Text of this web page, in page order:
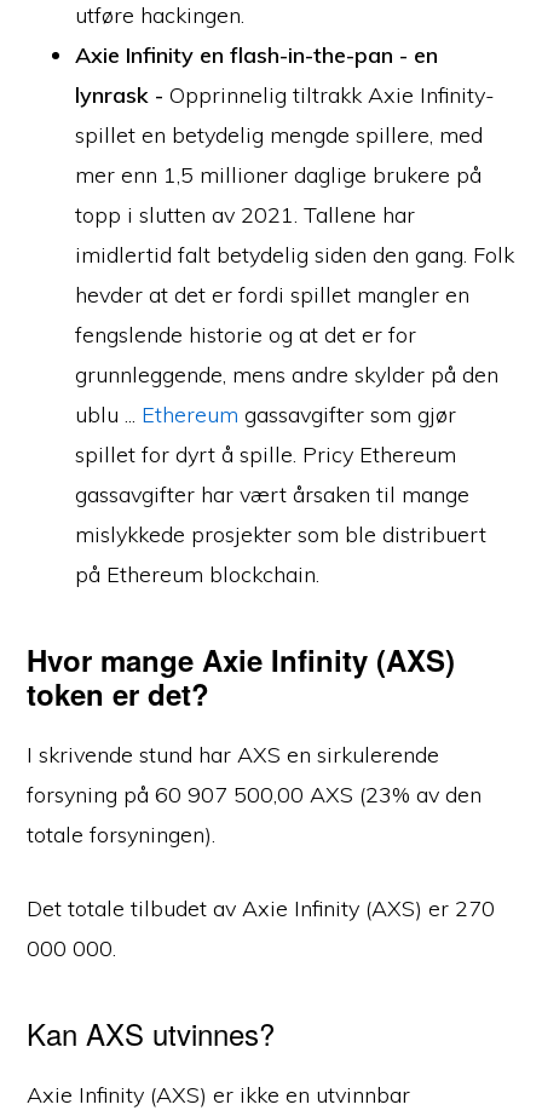
utføre hackingen.
Axie Infinity en flash-in-the-pan - en
lynrask -Opprinnelig tiltrakk Axie Infinity-
spillet en betydelig mengde spillere, med
mer enn 1,5 millioner daglige brukere på
topp i slutten av 2021. Tallene har
imidlertid falt betydelig siden den gang. Folk
hevder at det er fordi spillet mangler en
fengslende historie og at det er for
grunnleggende, mens andre skylder på den
ublu ... Ethereum gassavgifter som gjør
spillet for dyrt å spille. Pricy Ethereum
gassavgifter har vært årsaken til mange
mislykkede prosjekter som ble distribuert
på Ethereum blockchain.
Hvor mange Axie Infinity (AXS)
token er det?
I skrivende stund har AXS en sirkulerende
forsyning på 60 907 500,00 AXS (23% av den
totale forsyningen).
Det totale tilbudet av Axie Infinity (AXS) er 270
000 000.
Kan AXS utvinnes?
Axie Infinity (AXS) er ikke en utvinnbar